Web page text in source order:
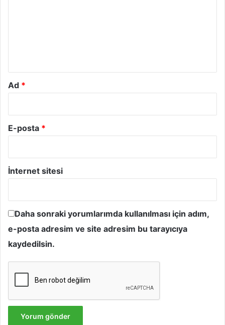
Ad *
E-posta *
İnternet sitesi
Daha sonraki yorumlarımda kullanılması için adım,
e-posta adresim ve site adresim bu tarayıcıya
kaydedilsin.